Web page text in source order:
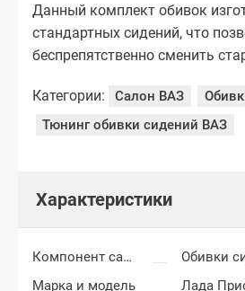
Данный комплект обивок
стандартных сидений, что
беспрепятственно сменить
Категории: Салон ВАЗ
Тюнинг обивки сидений ВАЗ
Характеристики
Компонент салона
Обивки
Марка и модель
Лада